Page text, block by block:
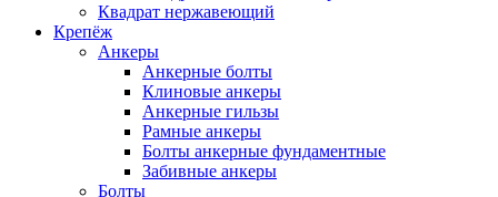
Квадрат нержавеющий
Крепёж
Анкеры
Анкерные болты
Клиновые анкеры
Анкерные гильзы
Рамные анкеры
Болты анкерные фундаментные
Забивные анкеры
Болты